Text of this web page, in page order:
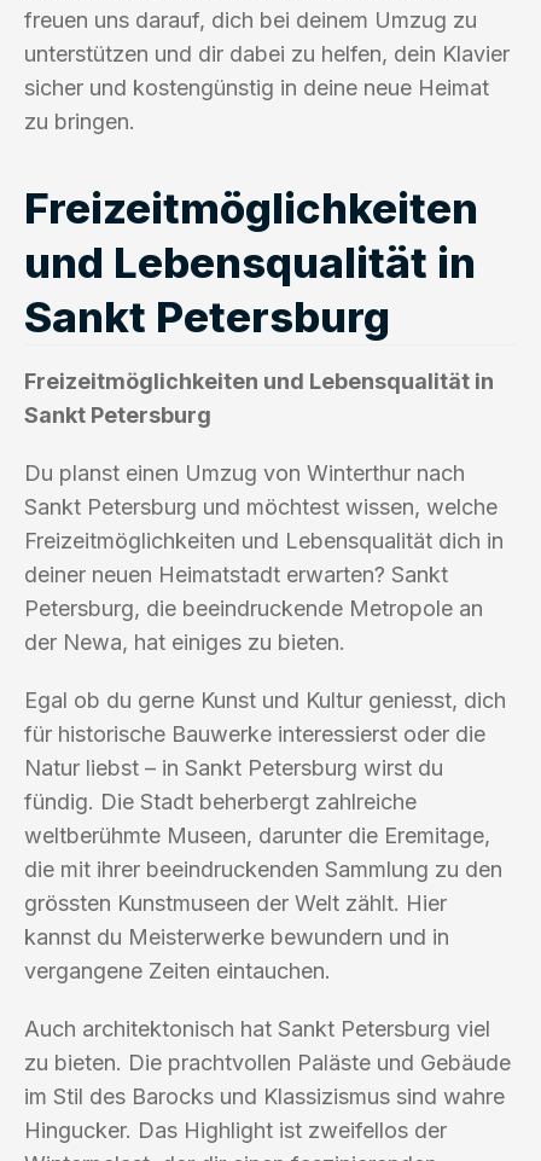
freuen uns darauf, dich bei deinem Umzug zu
unterstützen und dir dabei zu helfen, dein Klavier
sicher und kostengünstig in deine neue Heimat
zu bringen.
Freizeitmöglichkeiten
und Lebensqualität in
Sankt Petersburg
Freizeitmöglichkeiten und Lebensqualität in
Sankt Petersburg
Du planst einen Umzug von Winterthur nach
Sankt Petersburg und möchtest wissen, welche
Freizeitmöglichkeiten und Lebensqualität dich in
deiner neuen Heimatstadt erwarten? Sankt
Petersburg, die beeindruckende Metropole an
der Newa, hat einiges zu bieten.
Egal ob du gerne Kunst und Kultur geniesst, dich
für historische Bauwerke interessierst oder die
Natur liebst – in Sankt Petersburg wirst du
fündig. Die Stadt beherbergt zahlreiche
weltberühmte Museen, darunter die Eremitage,
die mit ihrer beeindruckenden Sammlung zu den
grössten Kunstmuseen der Welt zählt. Hier
kannst du Meisterwerke bewundern und in
vergangene Zeiten eintauchen.
Auch architektonisch hat Sankt Petersburg viel
zu bieten. Die prachtvollen Paläste und Gebäude
im Stil des Barocks und Klassizismus sind wahre
Hingucker. Das Highlight ist zweifellos der